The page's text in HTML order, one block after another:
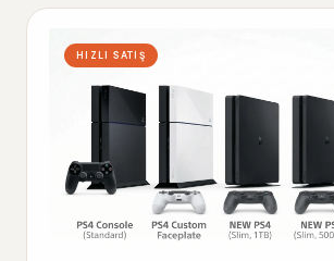
HIZLI SATIŞ